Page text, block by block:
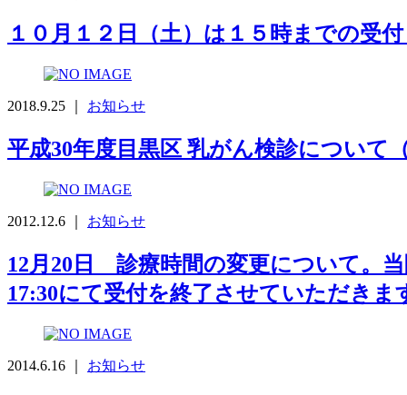
１０月１２日（土）は１５時までの受
2018.9.25 ｜ お知らせ
平成30年度目黒区 乳がん検診について
2012.12.6 ｜ お知らせ
12月20日 診療時間の変更について。
17:30にて受付を終了させていただきま
2014.6.16 ｜ お知らせ